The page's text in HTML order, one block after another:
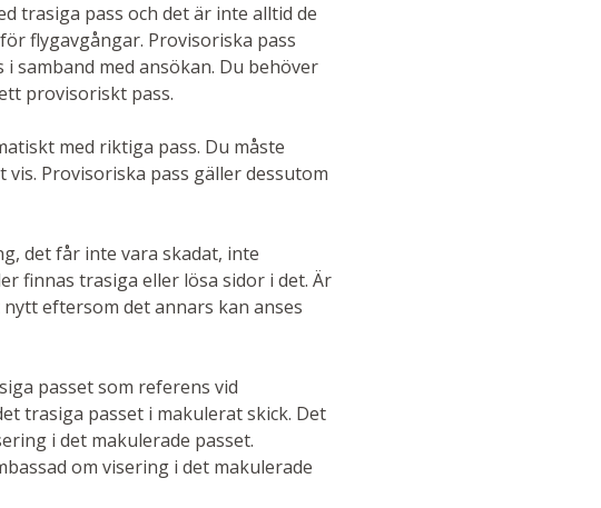
trasiga pass och det är inte alltid de
flygavgångar. Provisoriska pass
samband med ansökan. Du behöver
provisoriskt pass.
med riktiga pass. Du måste
Provisoriska pass gäller dessutom
det får inte vara skadat, inte
finnas trasiga eller lösa sidor i det. Är
eftersom det annars kan anses
passet som referens vid
trasiga passet i makulerat skick. Det
i det makulerade passet.
om visering i det makulerade